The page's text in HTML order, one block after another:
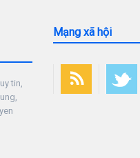
tin,
Mạng xã hội